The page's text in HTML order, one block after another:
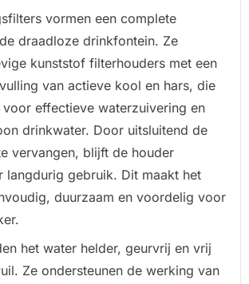
vormen een complete
draadloze drinkfontein. Ze
kunststof filterhouders met een
van actieve kool en hars, die
voor effectieve waterzuivering en
drinkwater. Door uitsluitend de
vervangen, blijft de houder
langdurig gebruik. Dit maakt het
duurzaam en voordelig voor
het water helder, geurvrij en vrij
Ze ondersteunen de werking van